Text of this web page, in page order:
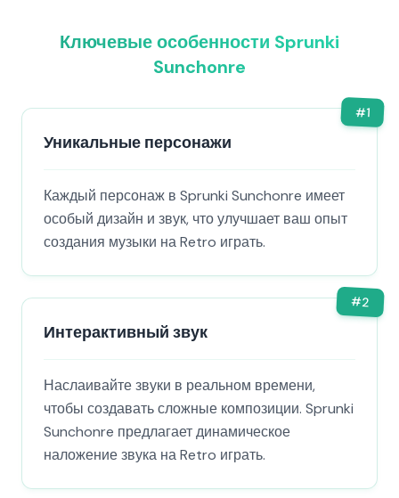
Ключевые особенности Sprunki
Sunchonre
#1
Уникальные персонажи
Каждый персонаж в Sprunki Sunchonre имеет
особый дизайн и звук, что улучшает ваш опыт
создания музыки на Retro играть.
#2
Интерактивный звук
Наслаивайте звуки в реальном времени,
чтобы создавать сложные композиции. Sprunki
Sunchonre предлагает динамическое
наложение звука на Retro играть.